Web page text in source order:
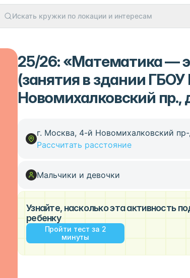
Искать кружки по локации и интересам
25/26: «Математика —
(занятия в здании
Новомихалковский пр.,
г. Москва, 4-й Новомихалковский
Рассчитать расстояние
Мальчики и девочки
Узнайте, насколько эта активность
ребенку
Пройти тест за 2
минуты